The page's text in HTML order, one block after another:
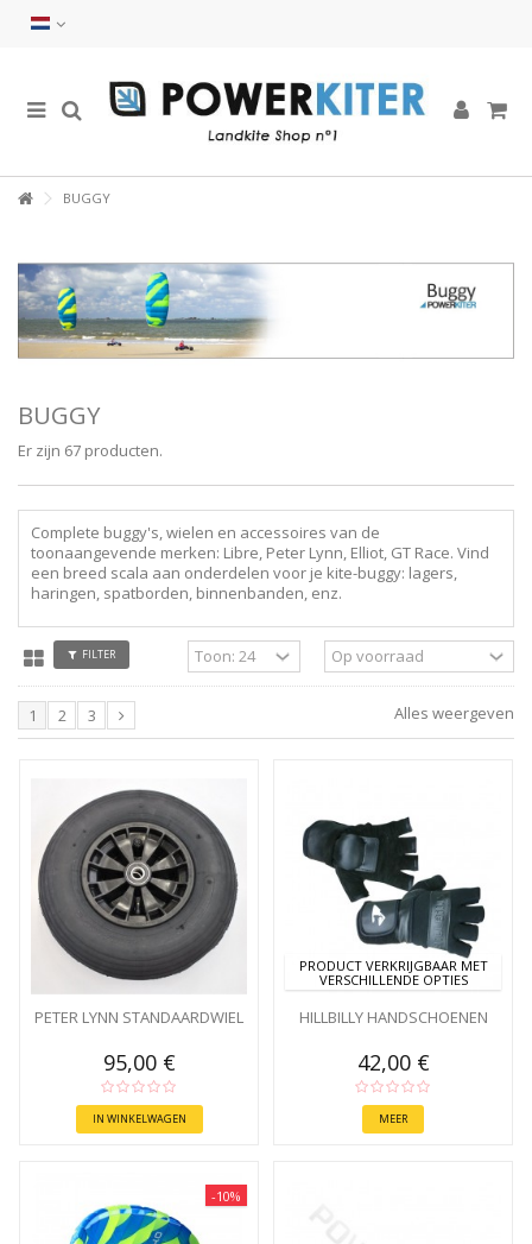
BUGGY
BUGGY
Er zijn 67 producten.
Complete buggy's, wielen en accessoires van de
toonaangevende merken: Libre, Peter Lynn, Elliot, GT Race. Vind
een breed scala aan onderdelen voor je kite-buggy: lagers,
haringen, spatborden, binnenbanden, enz.
FILTER
Alles weergeven
1 2 3
PETER LYNN STANDAARDWIEL
95,00 €
IN WINKELWAGEN
PRODUCT VERKRIJGBAAR MET
VERSCHILLENDE OPTIES
HILLBILLY HANDSCHOENEN
42,00 €
MEER
-10%